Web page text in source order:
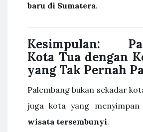
baru di Sumatera.
Kesimpulan:
Kota Tua dengan
yang Tak Pernah
Palembang bukan sekadar
juga kota yang menyimpan
wisata tersembunyi.